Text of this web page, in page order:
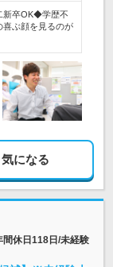
新卒OK◆学歴不
喜ぶ顔を見るのが
気になる
間休日118日/未経験